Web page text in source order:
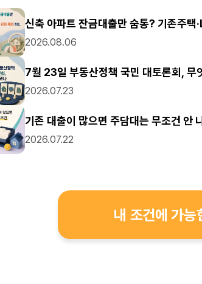
오늘 하루도 행복과 즐거운 일들만 가득하시길 진심으로 응원
신축 아파트 잔금대출만 숨통? 기존주택
2026.08.06
7월 23일 부동산정책 국민 대토론회, 무
2026.07.23
기존 대출이 많으면 주담대는 무조건 안
2026.07.22
내 조건에 가능